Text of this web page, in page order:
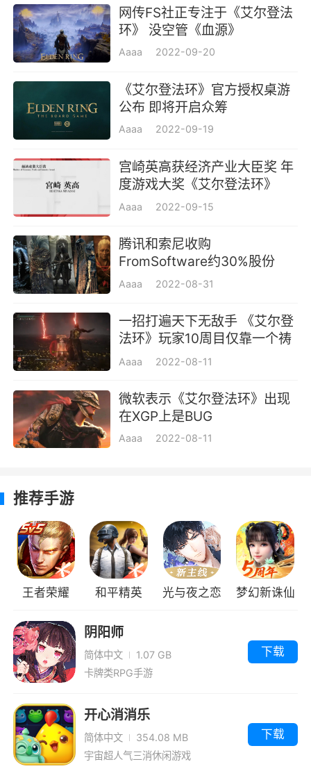
网传FS社正专注于《艾尔登法
环》 没空管《血源》
Aaaa 2022-09-20
《艾尔登法环》官方授权桌游
公布 即将开启众筹
Aaaa 2022-09-19
宫崎英高获经济产业大臣奖 年
度游戏大奖《艾尔登法环》
Aaaa 2022-09-15
腾讯和索尼收购
FromSoftware约30%股份
Aaaa 2022-08-31
一招打遍天下无敌手 《艾尔登
法环》玩家10周目仅靠一个祷
告通关
Aaaa 2022-08-11
微软表示《艾尔登法环》出现
在XGP上是BUG
Aaaa 2022-08-11
推荐手游
王者荣耀 和平精英 光与夜之恋 梦幻新诛仙
阴阳师
简体中文
1.07 GB
卡牌类RPG手游
下载
开心消消乐
简体中文
354.08 MB
宇宙超人气三消休闲游戏
下载